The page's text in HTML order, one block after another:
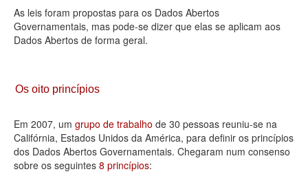
As leis foram propostas para os Dados Abertos
Governamentais, mas pode-se dizer que elas se aplicam aos
Dados Abertos de forma geral.
Os oito princípios
Em 2007, um grupo de trabalho de 30 pessoas reuniu-se na
Califórnia, Estados Unidos da América, para definir os princípios
dos Dados Abertos Governamentais. Chegaram num consenso
sobre os seguintes 8 princípios: